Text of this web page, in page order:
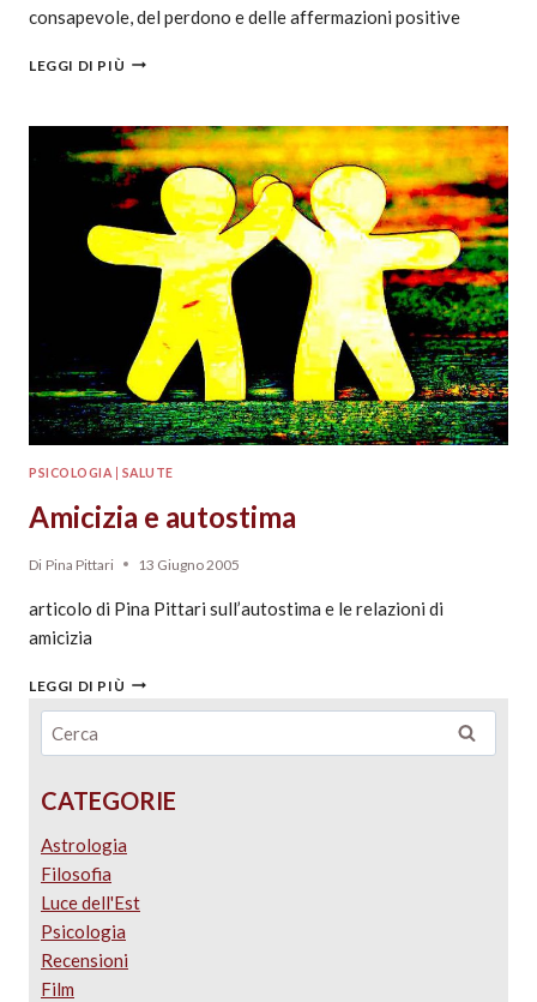
consapevole, del perdono e delle affermazioni positive
LEGGI DI PIÙ
PSICOLOGIA SALUTE
Amicizia e autostima
Di Pina Pittari 13 Giugno 2005
articolo di Pina Pittari sull’autostima e le relazioni di
amicizia
LEGGI DI PIÙ
CATEGORIE
Astrologia
Filosofia
Luce dell'Est
Psicologia
Recensioni
Film